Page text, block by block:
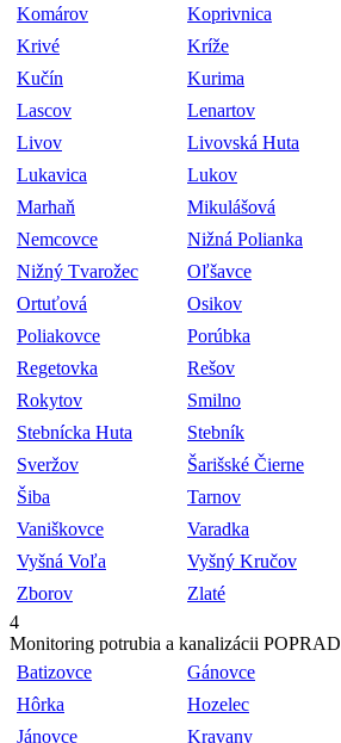
Komárov Koprivnica
Krivé
Kríže
Kučín
Kurima
Lascov
Lenartov
Livov
Livovská Huta
Lukavica
Lukov
Marhaň
Mikulášová
Nemcovce
Nižná Polianka
Nižný Tvarožec
Oľšavce
Ortuťová
Osikov
Poliakovce
Porúbka
Regetovka
Rešov
Rokytov
Smilno
Stebnícka Huta
Stebník
Sveržov
Šarišské Čierne
Šiba
Tarnov
Vaniškovce
Varadka
Vyšná Voľa
Vyšný Kručov
Zborov
Zlaté
4
Monitoring potrubia a kanalizácii POPRAD
Batizovce
Gánovce
Hôrka
Hozelec
Jánovce
Kravany